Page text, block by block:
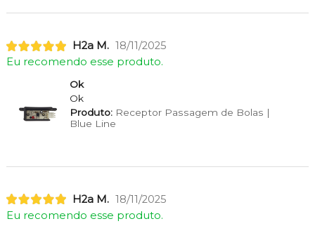
H2a M. 18/11/2025
Eu recomendo esse produto.
Ok
Ok
Produto:Receptor Passagem de Bolas |
Blue Line
H2a M. 18/11/2025
Eu recomendo esse produto.